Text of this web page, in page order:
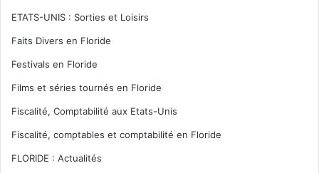
ETATS-UNIS : Sorties et Loisirs
Faits Divers en Floride
Festivals en Floride
Films et séries tournés en Floride
Fiscalité, Comptabilité aux Etats-Unis
Fiscalité, comptables et comptabilité en Floride
FLORIDE : Actualités